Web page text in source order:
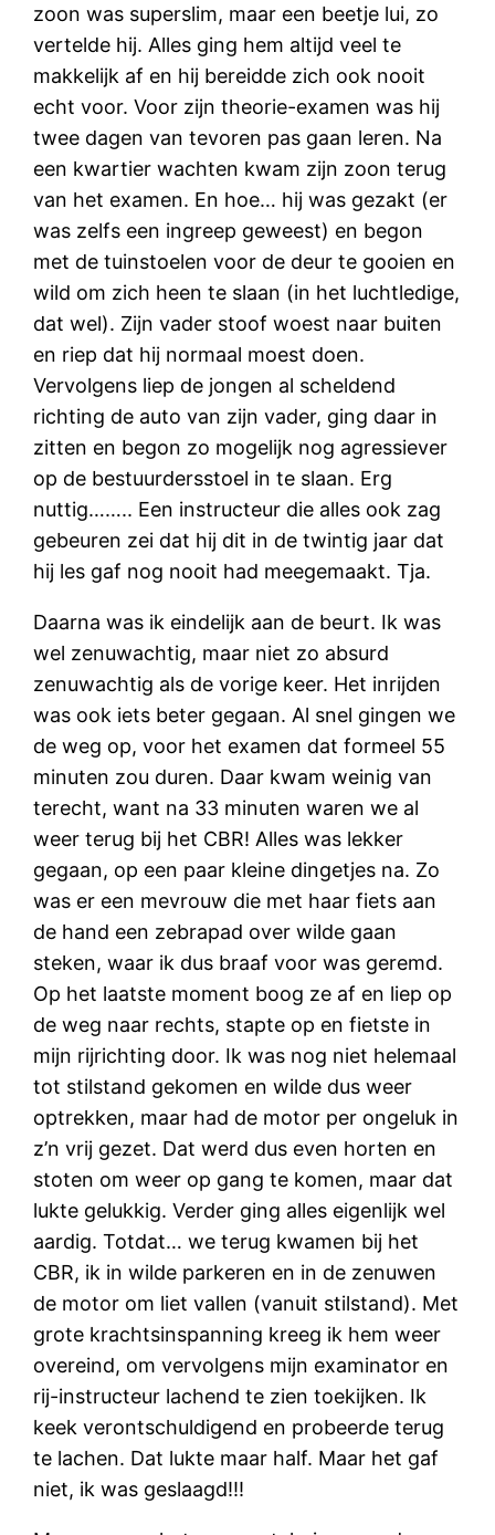
zoon was superslim, maar een beetje lui, zo
vertelde hij. Alles ging hem altijd veel te
makkelijk af en hij bereidde zich ook nooit
echt voor. Voor zijn theorie-examen was hij
twee dagen van tevoren pas gaan leren. Na
een kwartier wachten kwam zijn zoon terug
van het examen. En hoe… hij was gezakt (er
was zelfs een ingreep geweest) en begon
met de tuinstoelen voor de deur te gooien en
wild om zich heen te slaan (in het luchtledige,
dat wel). Zijn vader stoof woest naar buiten
en riep dat hij normaal moest doen.
Vervolgens liep de jongen al scheldend
richting de auto van zijn vader, ging daar in
zitten en begon zo mogelijk nog agressiever
op de bestuurdersstoel in te slaan. Erg
nuttig…….. Een instructeur die alles ook zag
gebeuren zei dat hij dit in de twintig jaar dat
hij les gaf nog nooit had meegemaakt. Tja.
Daarna was ik eindelijk aan de beurt. Ik was
wel zenuwachtig, maar niet zo absurd
zenuwachtig als de vorige keer. Het inrijden
was ook iets beter gegaan. Al snel gingen we
de weg op, voor het examen dat formeel 55
minuten zou duren. Daar kwam weinig van
terecht, want na 33 minuten waren we al
weer terug bij het CBR! Alles was lekker
gegaan, op een paar kleine dingetjes na. Zo
was er een mevrouw die met haar fiets aan
de hand een zebrapad over wilde gaan
steken, waar ik dus braaf voor was geremd.
Op het laatste moment boog ze af en liep op
de weg naar rechts, stapte op en fietste in
mijn rijrichting door. Ik was nog niet helemaal
tot stilstand gekomen en wilde dus weer
optrekken, maar had de motor per ongeluk in
z’n vrij gezet. Dat werd dus even horten en
stoten om weer op gang te komen, maar dat
lukte gelukkig. Verder ging alles eigenlijk wel
aardig. Totdat… we terug kwamen bij het
CBR, ik in wilde parkeren en in de zenuwen
de motor om liet vallen (vanuit stilstand). Met
grote krachtsinspanning kreeg ik hem weer
overeind, om vervolgens mijn examinator en
rij-instructeur lachend te zien toekijken. Ik
keek verontschuldigend en probeerde terug
te lachen. Dat lukte maar half. Maar het gaf
niet, ik was geslaagd!!!